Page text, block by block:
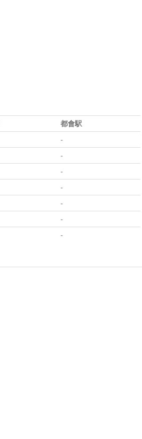
都會駅
-
-
-
-
-
-
-